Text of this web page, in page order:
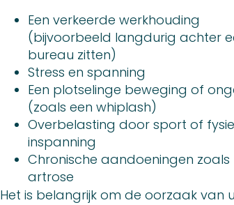
Een verkeerde werkhouding
(bijvoorbeeld langdurig achter
bureau zitten)
Stress en spanning
Een plotselinge beweging of
(zoals een whiplash)
Overbelasting door sport of
inspanning
Chronische aandoeningen zoals
artrose
Het is belangrijk om de oorzaak van